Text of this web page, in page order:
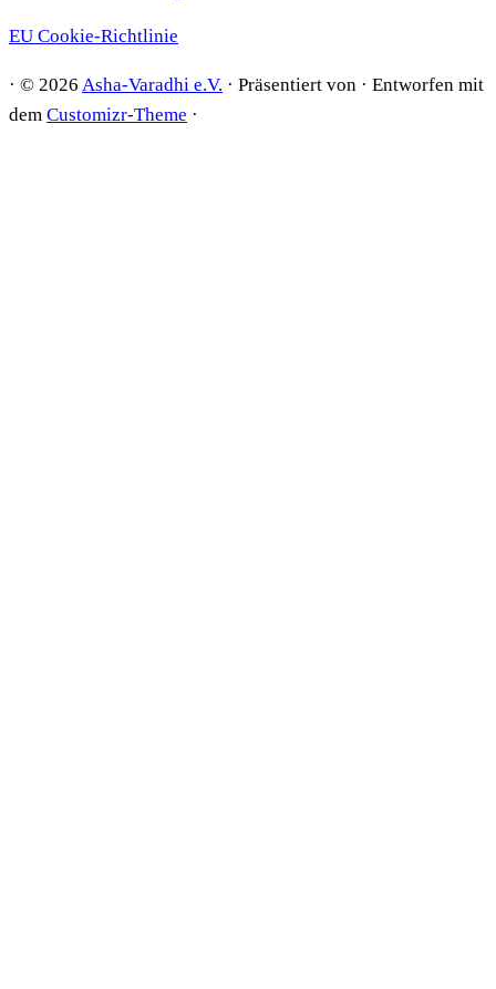
EU Cookie-Richtlinie
· © 2026 Asha-Varadhi e.V. · Präsentiert von · Entworfen mit
dem Customizr-Theme ·